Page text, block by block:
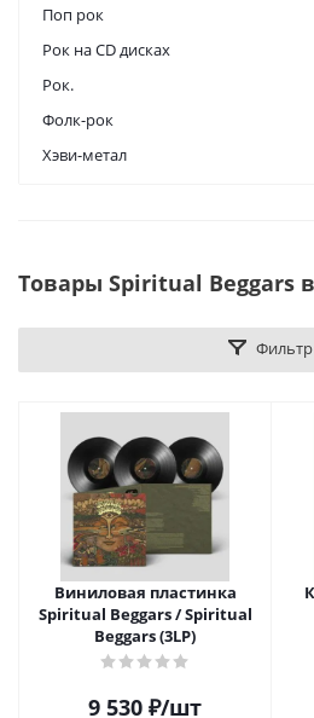
Поп рок
Рок на CD дисках
Рок.
Фолк-рок
Хэви-метал
Товары Spiritual Beggars
Фильтр
Виниловая пластинка
Spiritual Beggars / Spiritual
Beggars (3LP)
9 530 ₽/шт